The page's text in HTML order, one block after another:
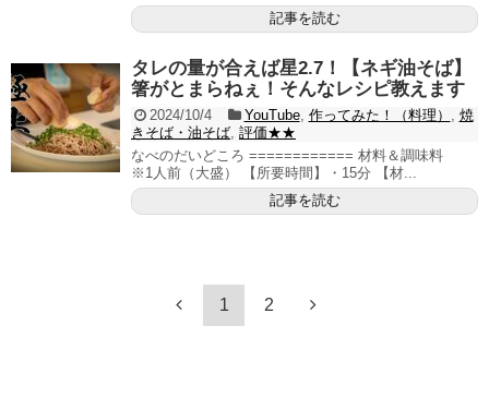
記事を読む
タレの量が合えば星2.7！【ネギ油そば】
箸がとまらねぇ！そんなレシピ教えます
2024/10/4 YouTube, 作ってみた！（料理）
焼
きそば・油そば 評価★★
なべのだいどころ ============ 材料＆調味料
※1人前（大盛） 【所要時間】・15分 【材...
記事を読む
1 2